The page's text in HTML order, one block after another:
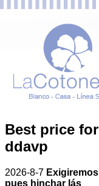
Best price for
ddavp
2026-8-7 Exigiremos
pues hinchar lás